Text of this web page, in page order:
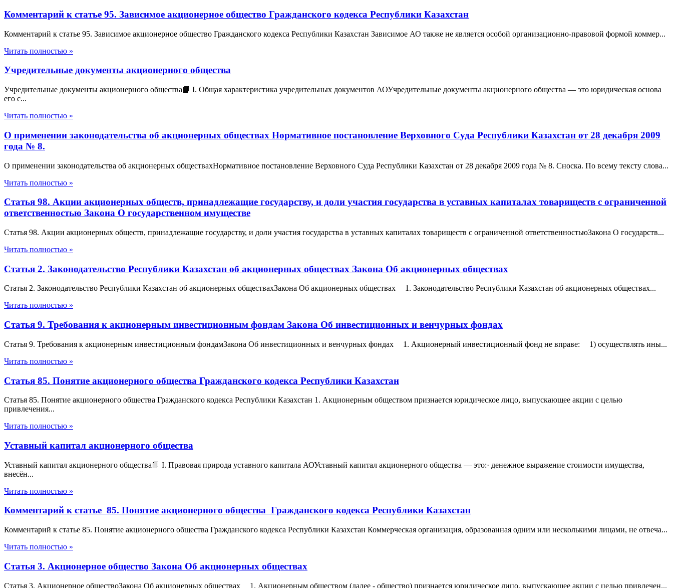
Комментарий к статье 95. Зависимое акционерное общество Гражданского кодекса Республики Казахстан
Комментарий к статье 95. Зависимое акционерное общество Гражданского кодекса Республики Казахстан Зависимое АО также не является особой организационно-правовой формой коммер...
Читать полностью »
Учредительные документы акционерного общества
Учредительные документы акционерного общества📘 I. Общая характеристика учредительных документов АОУчредительные документы акционерного общества — это юридическая основа
его с...
Читать полностью »
О применении законодательства об акционерных обществах Нормативное постановление Верховного Суда Республики Казахстан от 28 декабря 2009
года № 8.
О применении законодательства об акционерных обществахНормативное постановление Верховного Суда Республики Казахстан от 28 декабря 2009 года № 8. Сноска. По всему тексту слова...
Читать полностью »
Статья 98. Акции акционерных обществ, принадлежащие государству, и доли участия государства в уставных капиталах товариществ с ограниченной
ответственностью Закона О государственном имуществе
Статья 98. Акции акционерных обществ, принадлежащие государству, и доли участия государства в уставных капиталах товариществ с ограниченной ответственностьюЗакона О государств...
Читать полностью »
Статья 2. Законодательство Республики Казахстан об акционерных обществах Закона Об акционерных обществах
Статья 2. Законодательство Республики Казахстан об акционерных обществахЗакона Об акционерных обществах 1. Законодательство Республики Казахстан об акционерных обществах...
Читать полностью »
Статья 9. Требования к акционерным инвестиционным фондам Закона Об инвестиционных и венчурных фондах
Статья 9. Требования к акционерным инвестиционным фондамЗакона Об инвестиционных и венчурных фондах 1. Акционерный инвестиционный фонд не вправе: 1) осуществлять ины...
Читать полностью »
Статья 85. Понятие акционерного общества Гражданского кодекса Республики Казахстан
Статья 85. Понятие акционерного общества Гражданского кодекса Республики Казахстан 1. Акционерным обществом признается юридическое лицо, выпускающее акции с целью
привлечения...
Читать полностью »
Уставный капитал акционерного общества
Уставный капитал акционерного общества📘 I. Правовая природа уставного капитала АОУставный капитал акционерного общества — это:· денежное выражение стоимости имущества,
внесён...
Читать полностью »
Комментарий к статье 85. Понятие акционерного общества Гражданского кодекса Республики Казахстан
Комментарий к статье 85. Понятие акционерного общества Гражданского кодекса Республики Казахстан Коммерческая организация, образованная одним или несколькими лицами, не отвеча...
Читать полностью »
Статья 3. Акционерное общество Закона Об акционерных обществах
Статья 3. Акционерное обществоЗакона Об акционерных обществах 1. Акционерным обществом (далее - общество) признается юридическое лицо, выпускающее акции с целью привлечен...